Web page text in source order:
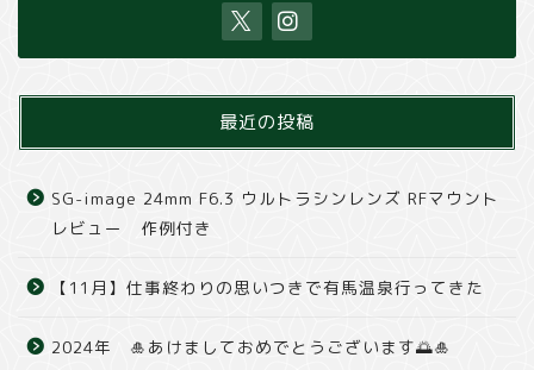
最近の投稿
SG-image 24mm F6.3 ウルトラシンレンズ RFマウント
レビュー 作例付き
【11月】仕事終わりの思いつきで有馬温泉行ってきた
2024年 🎍あけましておめでとうございます🌅🎍